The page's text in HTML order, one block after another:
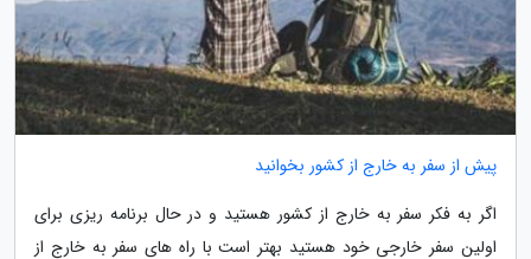
پیش از سفر به خارج از کشور بخوانید
اگر به فکر سفر به خارج از کشور هستید و در حال برنامه ریزی برای
اولین سفر خارجی خود هستید بهتر است با راه های سفر به خارج از